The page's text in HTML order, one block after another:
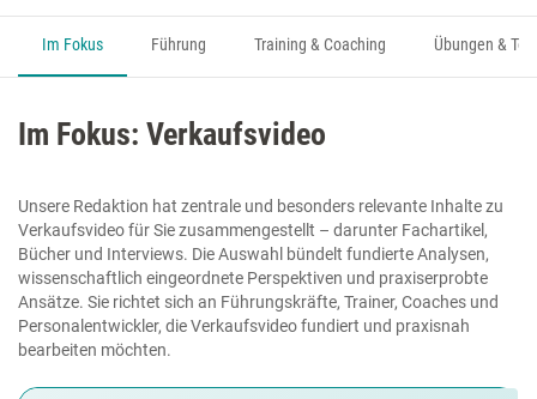
Im Fokus Führung Training & Coaching Übungen &
Im Fokus: Verkaufsvideo
Unsere Redaktion hat zentrale und besonders relevante Inhalte zu
Verkaufsvideo für Sie zusammengestellt – darunter Fachartikel,
Bücher und Interviews. Die Auswahl bündelt fundierte Analysen,
wissenschaftlich eingeordnete Perspektiven und praxiserprobte
Ansätze. Sie richtet sich an Führungskräfte, Trainer, Coaches und
Personalentwickler, die Verkaufsvideo fundiert und praxisnah
bearbeiten möchten.